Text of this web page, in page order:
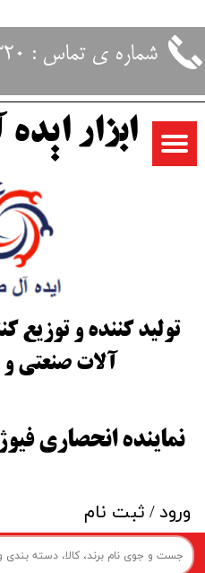
شماره ی تماس : 66723320-021
ابزار
تولید کننده و توزیع
آلات صنعتی
​نماینده انحصاری
ورود/ ثبت نام
حساب کاربری من
تغییر گذر واژه
سفارشات
خروج از حساب کاربری